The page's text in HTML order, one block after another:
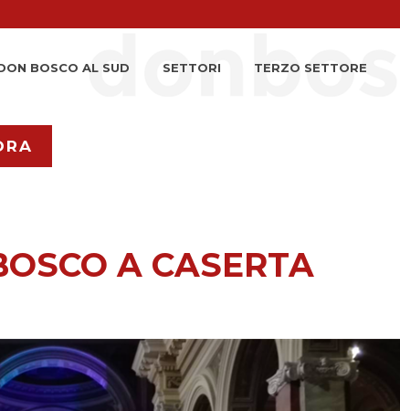
BOSCO AL SUD SETTORI TERZO SETTORE
A CASERTA